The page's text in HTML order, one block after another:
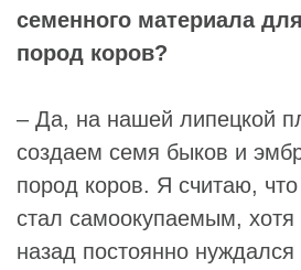
семенного материала
пород коров?
– Да, на нашей липецкой
создаем семя быков и
пород коров. Я считаю, что
стал самоокупаемым,
назад постоянно нуждался